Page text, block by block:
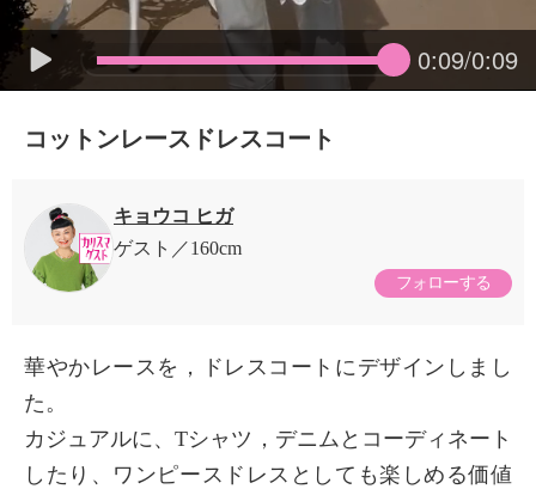
0:09/0:09
コットンレースドレスコート
キョウコ ヒガ
ゲスト
160cm
フォローする
華やかレースを，ドレスコートにデザインしまし
た。
カジュアルに、Tシャツ，デニムとコーディネート
したり、ワンピースドレスとしても楽しめる価値